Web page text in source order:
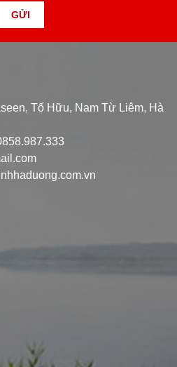
GỬI
Tố Hữu, Nam Từ Liêm, Hà